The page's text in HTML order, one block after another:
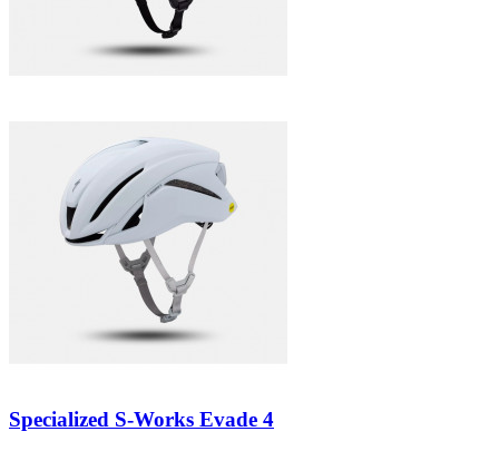
Specialized S-Works Evade 4